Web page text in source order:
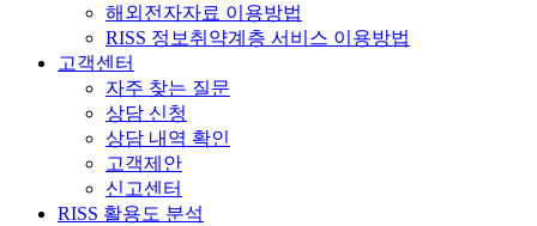
해외전자자료 이용방법
RISS 정보취약계층 서비스 이용방법
고객센터
자주 찾는 질문
상담 신청
상담 내역 확인
고객제안
신고센터
RISS 활용도 분석